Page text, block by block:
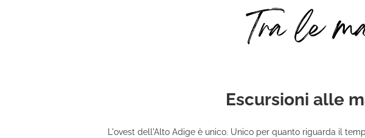
Tra le
Escursioni alle
L'ovest dell'Alto Adige è unico. Unico per quanto riguarda il